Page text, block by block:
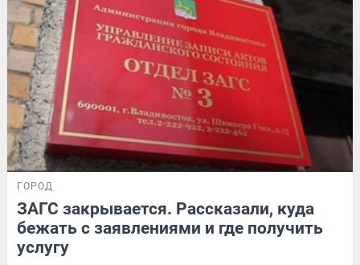
ГОРОД
ЗАГС закрывается. Рассказали, куда
бежать с заявлениями и где получить
услугу